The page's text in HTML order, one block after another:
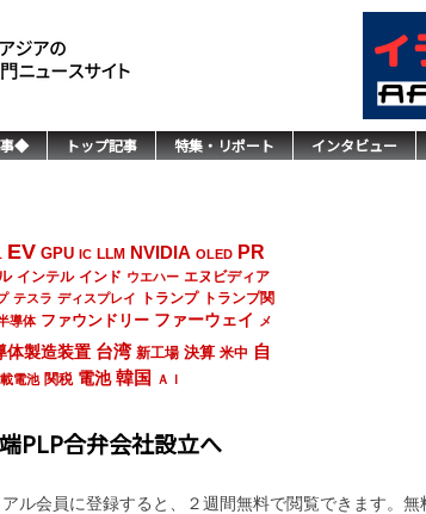
事◆ トップ記事 特集・リポート インタビュー
EV GPU IC LLM NVIDIA OLED PR
インテル インド ウエハー エヌビディア
テスラ ディスプレイ トランプ
トランプ関
導体 ファウンドリー ファーウェイ メ
体製造装置 台湾 新工場 決算 米中 自
電池 関税 電池 韓国 ＡＩ
PLP合弁会社設立へ
ル会員に登録すると、２週間無料で閲覧できます。無